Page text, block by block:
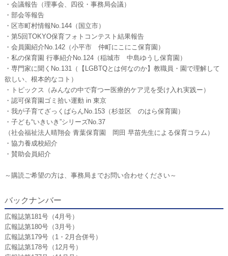
・会議報告（理事会、四役・事務局会議）
・部会等報告
・区市町村情報No.144（国立市）
・第5回TOKYO保育フォトコンテスト結果報告
・会員園紹介No.142（小平市 仲町にこにこ保育園 ）
・私の保育園 行事紹介No.124（稲城市 中島ゆうし保育園）
・専門家に聞くNo.131（【LGBTQとは何なのか】教職員・園で理解して
欲しい、根本的なコト）
・トピックス（みんなの中で育つー医療的ケア児を受け入れ実践ー ）
・認可保育園ゴミ拾い運動 in 東京
・我が子育てざっくばらんNo.153（杉並区 のはら保育園）
・子ども“いきいき”シリーズNo.37
（社会福祉法人晴翔会 青葉保育園 岡田 早苗先生による保育コラム ）
・協力養成校紹介
・賛助会員紹介
～購読ご希望の方は、事務局までお問い合わせください～
バックナンバー
広報誌第181号（4月号）
広報誌第180号（3月号）
広報誌第179号（1・2月合併号）
広報誌第178号（12月号）